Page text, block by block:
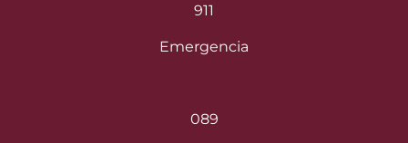
911
Emergencia
089